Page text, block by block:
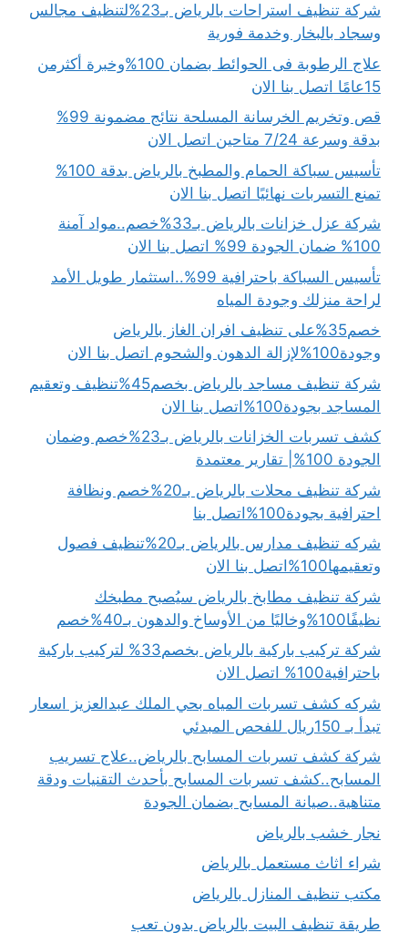
شركة تنظيف استراحات بالرياض بـ23%لتنظيف مجالس
وسجاد بالبخار وخدمة فورية
علاج الرطوبة فى الحوائط بضمان 100%وخبرة أكثرمن
15عامًا اتصل بنا الان
قص وتخريم الخرسانة المسلحة نتائج مضمونة 99%
بدقة وسرعة 7/24 متاحين اتصل الان
تأسيس سباكة الحمام والمطبخ بالرياض بدقة 100%
تمنع التسربات نهائيًا اتصل بنا الان
شركة عزل خزانات بالرياض بـ33%خصم..مواد آمنة
100% ضمان الجودة 99% اتصل بنا الان
تأسيس السباكة باحترافية 99%..استثمار طويل الأمد
لراحة منزلك وجودة المياه
خصم35%على تنظيف افران الغاز بالرياض
وجودة100%لإزالة الدهون والشحوم اتصل بنا الان
شركة تنظيف مساجد بالرياض بخصم45%تنظيف وتعقيم
المساجد بجودة100%اتصل بنا الان
كشف تسربات الخزانات بالرياض بـ23%خصم وضمان
الجودة 100%| تقارير معتمدة
شركة تنظيف محلات بالرياض بـ20%خصم ونظافة
احترافية بجودة100%اتصل بنا
شركه تنظيف مدارس بالرياض بـ20%تنظيف فصول
وتعقيمها100%اتصل بنا الان
شركة تنظيف مطابخ بالرياض سيُصبح مطبخك
نظيفًا100%وخاليًا من الأوساخ والدهون بـ40%خصم
شركة تركيب باركية بالرياض بخصم33% لتركيب باركية
باحترافية100% اتصل الان
شركه كشف تسربات المياه بحي الملك عبدالعزيز اسعار
تبدأ بـ 150ريال للفحص المبدئي
شركة كشف تسربات المسابح بالرياض..علاج تسريب
المسابح..كشف تسربات المسابح بأحدث التقنيات ودقة
متناهية..صيانة المسابح بضمان الجودة
نجار خشب بالرياض
شراء اثاث مستعمل بالرياض
مكتب تنظيف المنازل بالرياض
طريقة تنظيف البيت بالرياض بدون تعب